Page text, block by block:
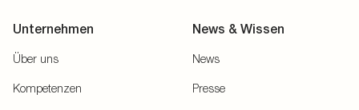
Unternehmen
Über uns
Kompetenzen
News & Wissen
News
Presse